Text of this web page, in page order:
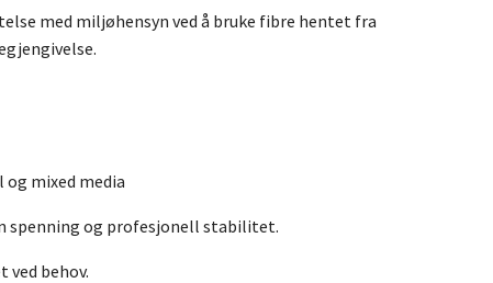
med miljøhensyn ved å bruke fibre hentet fra
mixed media
spenning og profesjonell stabilitet.
behov.